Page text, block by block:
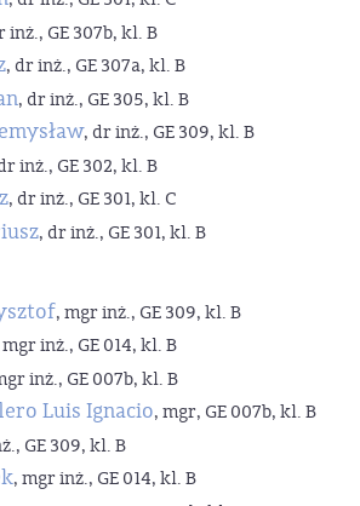
inż., GE 307b, kl. B
, dr inż., GE 307a, kl. B
, dr inż., GE 305, kl. B
, dr inż., GE 309, kl. B
inż., GE 302, kl. B
, dr inż., GE 301, kl. C
, dr inż., GE 301, kl. B
, mgr inż., GE 309, kl. B
mgr inż., GE 014, kl. B
inż., GE 007b, kl. B
Luis Ignacio, mgr, GE 007b, kl. B
GE 309, kl. B
, mgr inż., GE 014, kl. B